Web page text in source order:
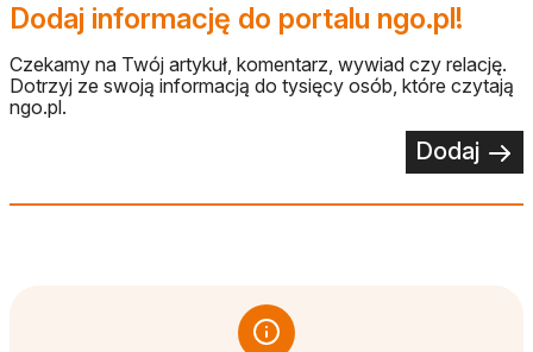
Dodaj informację do portalu ngo.pl!
Czekamy na Twój artykuł, komentarz, wywiad czy relację.
Dotrzyj ze swoją informacją do tysięcy osób, które czytają
ngo.pl.
Dodaj